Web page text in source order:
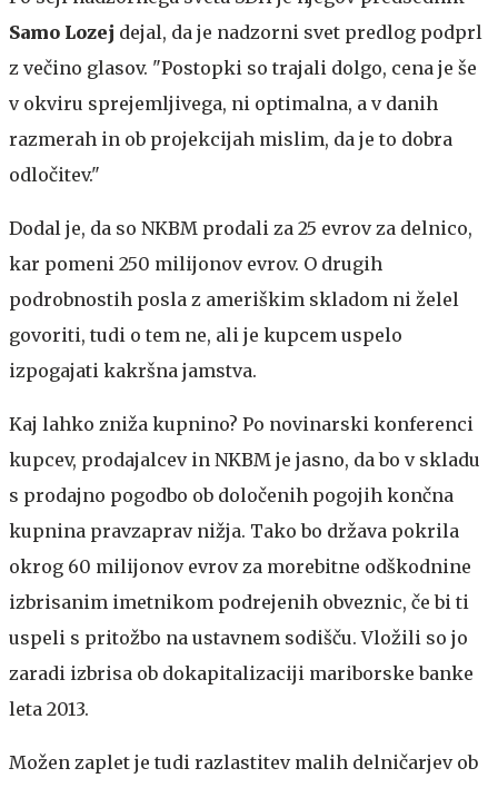
Samo Lozej dejal, da je nadzorni svet predlog podprl
z večino glasov. "Postopki so trajali dolgo, cena je še
v okviru sprejemljivega, ni optimalna, a v danih
razmerah in ob projekcijah mislim, da je to dobra
odločitev."
Dodal je, da so NKBM prodali za 25 evrov za delnico,
kar pomeni 250 milijonov evrov. O drugih
podrobnostih posla z ameriškim skladom ni želel
govoriti, tudi o tem ne, ali je kupcem uspelo
izpogajati kakršna jamstva.
Kaj lahko zniža kupnino? Po novinarski konferenci
kupcev, prodajalcev in NKBM je jasno, da bo v skladu
s prodajno pogodbo ob določenih pogojih končna
kupnina pravzaprav nižja. Tako bo država pokrila
okrog 60 milijonov evrov za morebitne odškodnine
izbrisanim imetnikom podrejenih obveznic, če bi ti
uspeli s pritožbo na ustavnem sodišču. Vložili so jo
zaradi izbrisa ob dokapitalizaciji mariborske banke
leta 2013.
Možen zaplet je tudi razlastitev malih delničarjev ob